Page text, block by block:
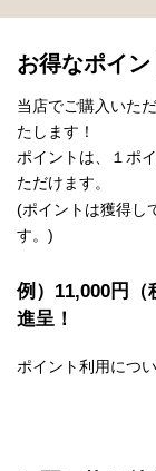
お得なポイ
当店でご購入いた
たします！
ポイントは、１ポ
ただけます。
(ポイントは獲得し
す。)
例）11,000円
進呈！
ポイント利用につ